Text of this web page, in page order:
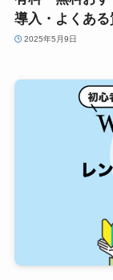
導入・よくあ
2025年5月9日